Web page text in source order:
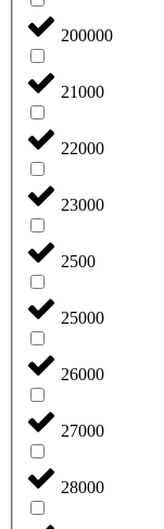
200000
21000
22000
23000
2500
25000
26000
27000
28000